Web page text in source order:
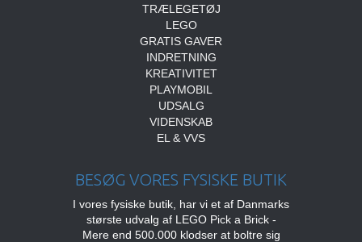
TRÆLEGETØJ
LEGO
GRATIS GAVER
INDRETNING
KREATIVITET
PLAYMOBIL
UDSALG
VIDENSKAB
EL & VVS
BESØG VORES FYSISKE BUTIK
I vores fysiske butik, har vi et af Danmarks
største udvalg af LEGO Pick a Brick -
Mere end 500.000 klodser at boltre sig